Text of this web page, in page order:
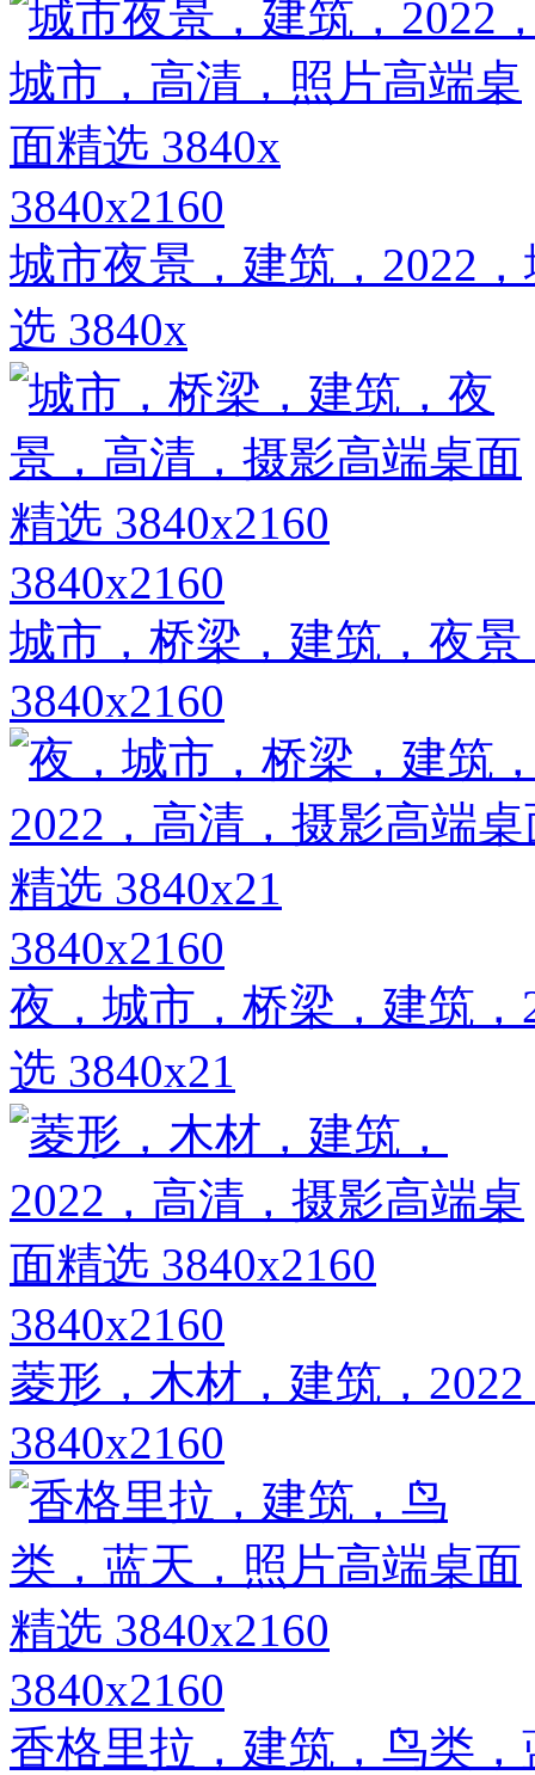
3840x2160
城市夜景，建筑，2022
选 3840x
3840x2160
城市，桥梁，建筑，夜
3840x2160
3840x2160
夜，城市，桥梁，建筑
选 3840x21
3840x2160
菱形，木材，建筑，
3840x2160
3840x2160
香格里拉，建筑，鸟类